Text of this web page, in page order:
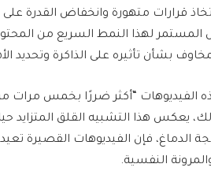
قرارات متهورة وانخفاض القدرة على
لهذا النمط السريع من المحتوى
بشأن تأثيره على الذاكرة وتحديد
الفيديوهات “أكثر ضررًا بخمس مرات
يعكس هذا التشبيه القلق المتزايد
فإن الفيديوهات القصيرة تعيد
النفسية.